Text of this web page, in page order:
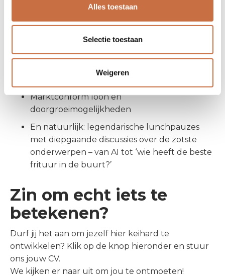
Alles toestaan
Selectie toestaan
Weigeren
Coaching en begeleiding van ervaren
professionals
De kans om te werken aan projecten met
Marktconform loon en
doorgroeimogelijkheden
En natuurlijk: legendarische lunchpauzes
met diepgaande discussies over de zotste
onderwerpen – van AI tot ‘wie heeft de beste
frituur in de buurt?’
Zin om echt iets te
betekenen?
Durf jij het aan om jezelf hier keihard te
ontwikkelen? Klik op de knop hieronder en stuur
ons jouw CV.
We kijken er naar uit om jou te ontmoeten!